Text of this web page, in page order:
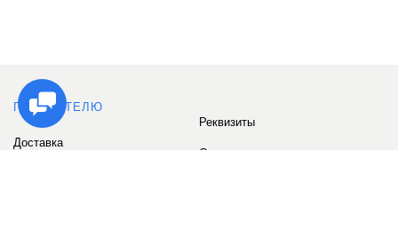
ПОКУПАТЕЛЮ
Доставка
Реквизиты
Сервис